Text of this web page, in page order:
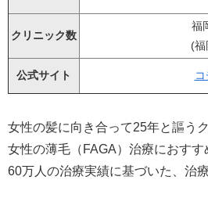
クリニック数
福
(福
公式サイト
女性の髪に向き合って25年と謳う
女性の薄毛（FAGA）治療におすす
60万人の治療実績に基づいた、治